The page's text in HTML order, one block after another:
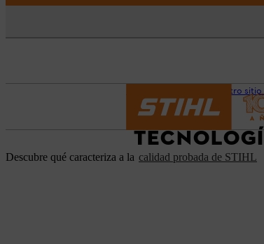
Nuestro
Descubre qué caracteriza a la calidad probada de STIHL